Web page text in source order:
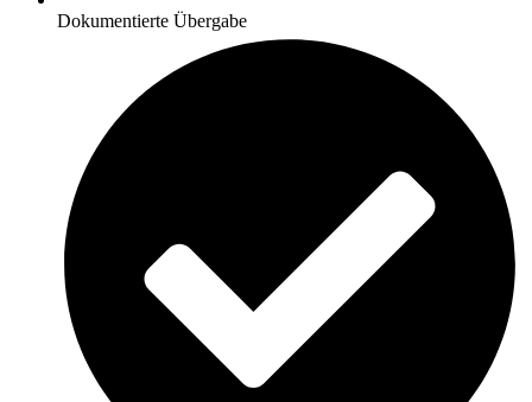
Dokumentierte Übergabe